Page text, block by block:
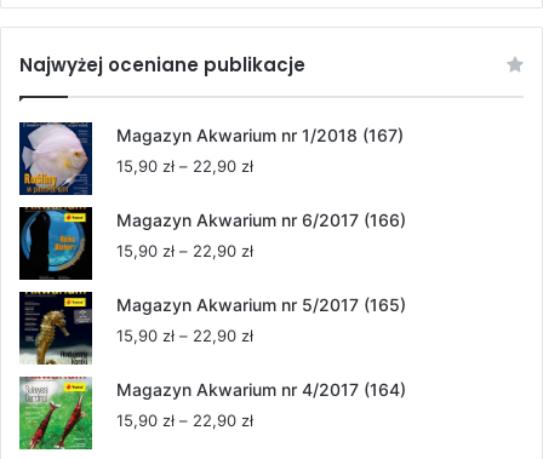
Najwyżej oceniane publikacje
Magazyn Akwarium nr 1/2018 (167)
15,90 zł – 22,90 złZakres
od
Magazyn Akwarium nr 6/2017 (166)
15,90 zł – 22,90 złZakres
od
Magazyn Akwarium nr 5/2017 (165)
15,90 zł – 22,90 złZakres
od
Magazyn Akwarium nr 4/2017 (164)
15,90 zł – 22,90 złZakres